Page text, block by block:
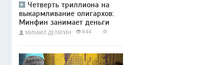
Четверть триллиона на
выкармливание олигархов:
Минфин занимает деньги
МИХАИЛ ДЕЛЯГИН 844